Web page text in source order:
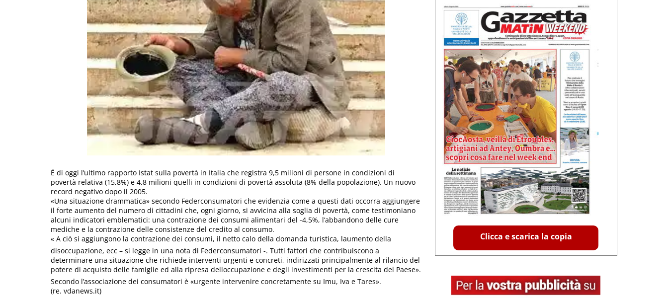
É di oggi l’ultimo rapporto Istat sulla povertà in Italia che registra 9,5 milioni di persone in condizioni di
povertà relativa (15,8%) e 4,8 milioni quelli in condizioni di povertà assoluta (8% della popolazione). Un nuovo
record negativo dopo il 2005.
«Una situazione drammatica» secondo Federconsumatori che evidenzia come a questi dati occorra aggiungere
il forte aumento del numero di cittadini che, ogni giorno, si avvicina alla soglia di povertà, come testimoniano
alcuni indicatori emblematici: una contrazione dei consumi alimentari del -4,5%, l’abbandono delle cure
mediche e la contrazione delle consistenze del credito al consumo.
« A ciò si aggiungono la contrazione dei consumi, il netto calo della domanda turistica, laumento della
disoccupazione, ecc – si legge in una nota di Federconsumatori -. Tutti fattori che contribuiscono a
determinare una situazione che richiede interventi urgenti e concreti, indirizzati principalmente al rilancio del
potere di acquisto delle famiglie ed alla ripresa delloccupazione e degli investimenti per la crescita del Paese».
Secondo l’associazione dei consumatori è «urgente intervenire concretamente su Imu, Iva e Tares».
(re. vdanews.it)
Clicca e scarica la copia